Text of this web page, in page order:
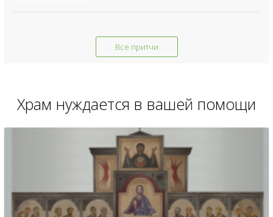
Все притчи
Храм нуждается в вашей помощи